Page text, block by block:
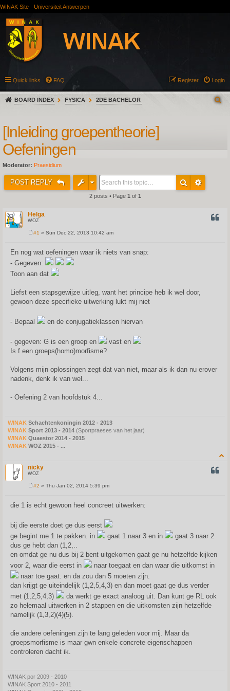
WINAK Site Universiteit Antwerpen
Quick links FAQ Login
Register
BOARD INDEX FYSICA 2DE BACHELOR
[Inleiding groepentheorie]
Oefeningen
Moderator: Praesidium
POST REPLY
2 posts • Page 1 of 1
Helga
WOZ
t
#1 » Sun Dec 22, 2013 10:42 am
En nog wat oefeningen waar ik niets van snap:
- Gegeven:
Toon aan dat
Liefst een stapsgewijze uitleg, want het principe heb ik wel door,
gewoon deze specifieke uitwerking lukt mij niet
- Bepaal en de conjugatieklassen hiervan
- gegeven: G is een groep en
vast en
Is f een groeps(homo)morfisme?
Volgens mijn oplossingen zegt dat van niet, maar als ik dan nu erover
nadenk, denk ik van wel...
- Oefening 2 van hoofdstuk 4...
WINAK Schachtenkoningin 2012 - 2013
WINAK Sport 2013 - 2014 (Sportpraeses van het jaar)
WINAK Quaestor 2014 - 2015
WINAK WOZ 2015 - ...
nicky
WOZ
t
#2 » Thu Jan 02, 2014 5:39 pm
die 1 is echt gewoon heel concreet uitwerken:
bij die eerste doet ge dus eerst
ge begint me 1 te pakken. in
gaat 1 naar 3 en in
gaat 3 naar 2
dus ge hebt dan (1,2,..
en omdat ge nu dus bij 2 bent uitgekomen gaat ge nu hetzelfde kijken
voor 2, waar die eerst in
naar toegaat en dan waar die uitkomst in
naar toe gaat. en da zou dan 5 moeten zijn.
dan krijgt ge uiteindelijk (1,2,5,4,3) en dan moet gaat ge dus verder
met (1,2,5,4,3)
da werkt ge exact analoog uit. Dan kunt ge RL ook
zo helemaal uitwerken in 2 stappen en die uitkomsten zijn hetzelfde
namelijk (1,3,2)(4)(5).
die andere oefeningen zijn te lang geleden voor mij. Maar da
groepsmorfisme is maar gwn enkele concrete eigenschappen
controleren dacht ik.
WINAK por 2009 - 2010
WINAK Sport 2010 - 2011